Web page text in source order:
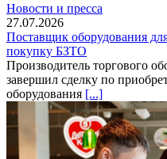
Новости и пресса
27.07.2026
Поставщик оборудования
покупку БЗТО
Производитель торгового
завершил сделку по
оборудования [...]